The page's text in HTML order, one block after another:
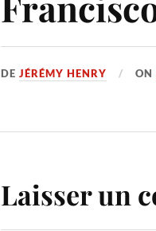
DEJÉRÉMY HENRY ON
Laisser un